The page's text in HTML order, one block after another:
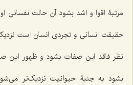
مرتبۀ اقوا و اشد بشود آن حالت
حقیقت انسانى و تجردى انسان است
نظر فاقد این صفات بشود و ظهور این
بشود به جنبۀ حیوانیت نزدیک‌تر